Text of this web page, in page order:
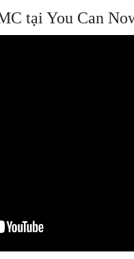
tại You Can